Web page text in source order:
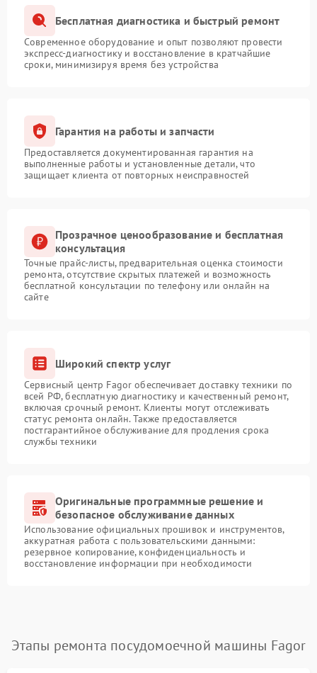
Бесплатная диагностика и быстрый ремонт
Современное оборудование и опыт позволяют провести
экспресс-диагностику и восстановление в кратчайшие
сроки, минимизируя время без устройства
Гарантия на работы и запчасти
Предоставляется документированная гарантия на
выполненные работы и установленные детали, что
защищает клиента от повторных неисправностей
Прозрачное ценообразование и бесплатная
консультация
Точные прайс-листы, предварительная оценка стоимости
ремонта, отсутствие скрытых платежей и возможность
бесплатной консультации по телефону или онлайн на
сайте
Широкий спектр услуг
Сервисный центр Fagor обеспечивает доставку техники по
всей РФ, бесплатную диагностику и качественный ремонт,
включая срочный ремонт. Клиенты могут отслеживать
статус ремонта онлайн. Также предоставляется
постгарантийное обслуживание для продления срока
службы техники
Оригинальные программные решение и
безопасное обслуживание данных
Использование официальных прошивок и инструментов,
аккуратная работа с пользовательскими данными:
резервное копирование, конфиденциальность и
восстановление информации при необходимости
Этапы ремонта посудомоечной машины Fagor